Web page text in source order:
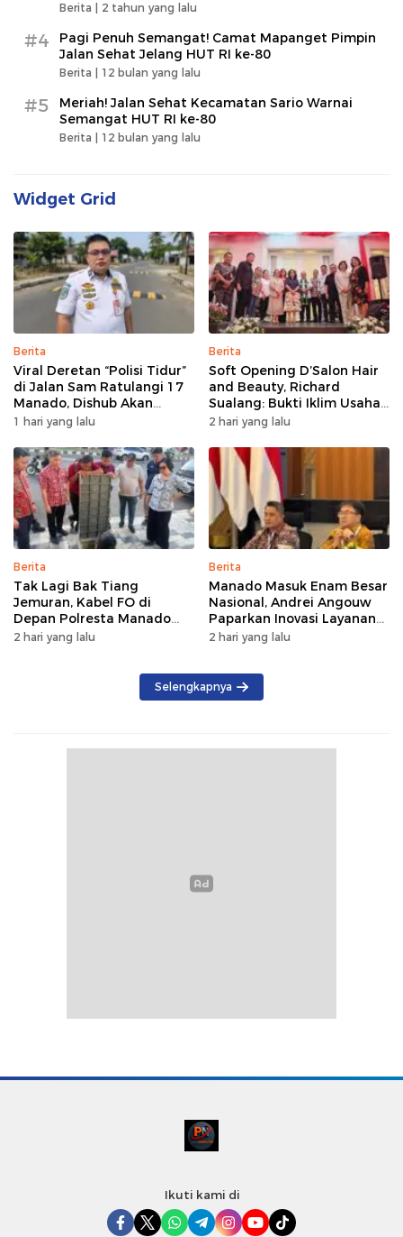
Berita | 2 tahun yang lalu
#4
Pagi Penuh Semangat! Camat Mapanget Pimpin
Jalan Sehat Jelang HUT RI ke-80
Berita | 12 bulan yang lalu
#5
Meriah! Jalan Sehat Kecamatan Sario Warnai
Semangat HUT RI ke-80
Berita | 12 bulan yang lalu
Widget Grid
Berita
Viral Deretan “Polisi Tidur”
di Jalan Sam Ratulangi 17
Manado, Dishub Akan
Musyawarahkan Solusi
1 hari yang lalu
Berita
Soft Opening D’Salon Hair
and Beauty, Richard
Sualang: Bukti Iklim Usaha
di Manado Terus
2 hari yang lalu
Berita
Tak Lagi Bak Tiang
Jemuran, Kabel FO di
Depan Polresta Manado
Ditata
2 hari yang lalu
Berita
Manado Masuk Enam Besar
Nasional, Andrei Angouw
Paparkan Inovasi Layanan
Investasi di Hadapan Tim
2 hari yang lalu
Selengkapnya
Ikuti kami di